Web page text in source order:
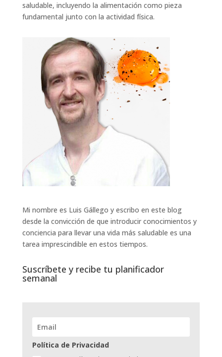
saludable, incluyendo la alimentación como pieza
fundamental junto con la actividad física.
Mi nombre es Luis Gállego y escribo en este blog
desde la convicción de que introducir conocimientos y
conciencia para llevar una vida más saludable es una
tarea imprescindible en estos tiempos.
Suscríbete y recibe tu planificador
semanal
Política de Privacidad